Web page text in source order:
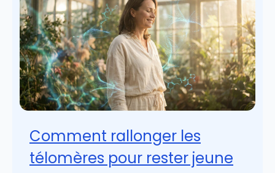
Comment rallonger les
télomères pour rester jeune